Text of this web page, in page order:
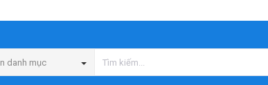
danh mục